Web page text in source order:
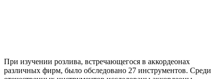
При изучении розлива, встречающегося в аккордеонах
различных фирм, было обследовано 27 инструментов. Среди